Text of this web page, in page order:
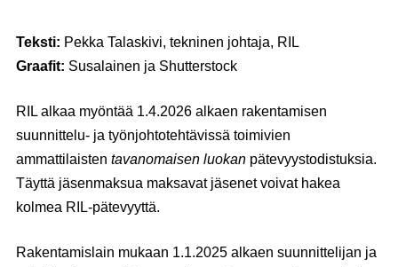
Teksti: Pekka Talaskivi, tekninen johtaja, RIL
Graafit: Susalainen ja Shutterstock
RIL alkaa myöntää 1.4.2026 alkaen rakentamisen
suunnittelu- ja työnjohtotehtävissä toimivien
ammattilaisten tavanomaisen luokan pätevyystodistuksia.
Täyttä jäsenmaksua maksavat jäsenet voivat hakea
kolmea RIL-pätevyyttä.
Rakentamislain mukaan 1.1.2025 alkaen suunnittelijan ja